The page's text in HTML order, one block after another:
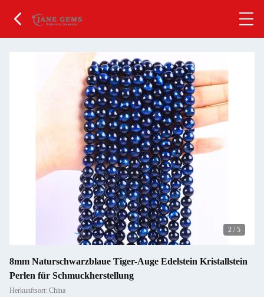
2 / 5
8mm Naturschwarzblaue Tiger-Auge Edelstein Kristallstein
Perlen für Schmuckherstellung
Herkunftsort: China